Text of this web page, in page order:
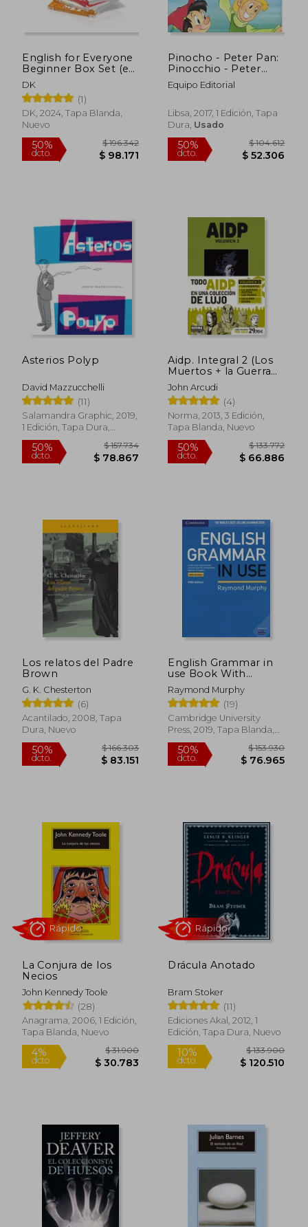
English for Everyone
Beginner Box Set (en
Inglés)
DK
(1)
DK, 2024, Tapa Blanda,
Nuevo
50%
dcto.
$ 196.342
Pinocho - Peter Pan:
Pinocchio - Peter
pan (Clásicos
Bilingües)
Equipo Editorial
Libsa, 2017, 1 Edición, Tapa
Dura, Usado
50%
dcto.
Asterios Polyp
David Mazzucchelli
(11)
Salamandra Graphic, 2019,
1 Edición, Tapa Dura,
Nuevo
50% $ 157.734
Aidp. Integral 2 (Los
Muertos + la Guerra
Contra las Ranas + la l
Lama Negra)
John Arcudi
(4)
Norma, 2013, 3 Edición,
Tapa Blanda, Nuevo
50%
Los relatos del Padre
Brown
G. K. Chesterton
(6)
Acantilado, 2008, Tapa
Dura, Nuevo
50%
dcto.
English Grammar in
use Book With
Answers: A Self-Study
Reference and
Practice Book for
Intermediate
Learners of English
Raymond Murphy
(19)
Cambridge University
Press, 2019, Tapa Blanda,
Nuevo
50%
La Conjura de los
Necios
John Kennedy Toole
(28)
Anagrama, 2006, 1 Edición,
Tapa Blanda, Nuevo
Rápido
Drácula Anotado
Bram Stoker
(11)
Ediciones Akal, 2012, 1
Edición, Tapa Dura, Nuevo
Rápido